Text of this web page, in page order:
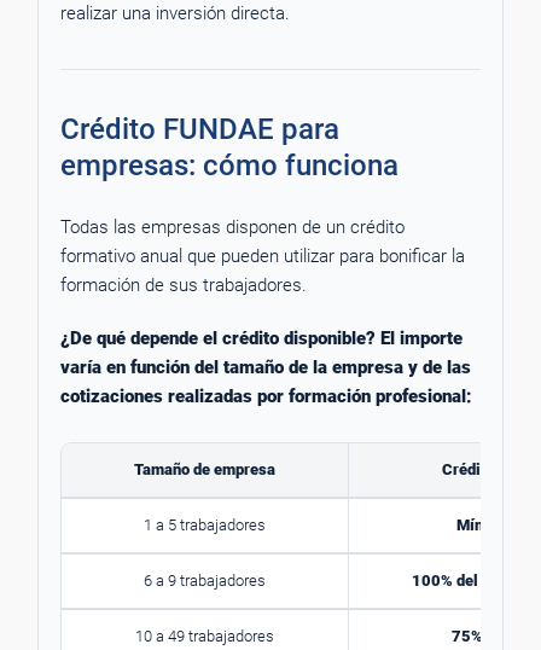
realizar una inversión directa.
Crédito FUNDAE para
empresas: cómo funciona
Todas las empresas disponen de un crédito
formativo anual que pueden utilizar para bonificar la
formación de sus trabajadores.
¿De qué depende el crédito disponible? El importe
varía en función del tamaño de la empresa y de las
cotizaciones realizadas por formación profesional:
Tamaño de empresa Crédito
1 a 5 trabajadores Mínimo
6 a 9 trabajadores 100% del crédito
10 a 49 trabajadores 75% del